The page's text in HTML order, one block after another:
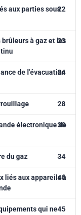
aux parties sous22
à gaz et les
23
de l'évacuation
24
28
électronique de
30
du gaz 34
liés aux appareils à
40
qui ne45